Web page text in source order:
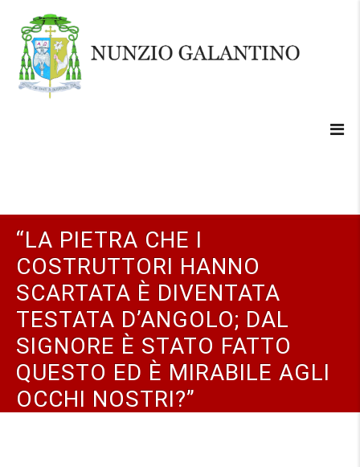
“LA PIETRA CHE I
COSTRUTTORI HANNO
SCARTATA È DIVENTATA
TESTATA D’ANGOLO; DAL
SIGNORE È STATO FATTO
QUESTO ED È MIRABILE AGLI
OCCHI NOSTRI?”